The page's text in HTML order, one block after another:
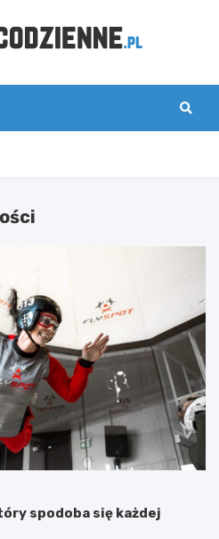
spodoba się każdej